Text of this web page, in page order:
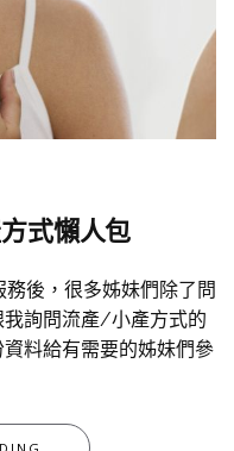
式懶人包
後，很多姊妹們除了問
詢問流產/小產方式的
料給有需要的姊妹們參